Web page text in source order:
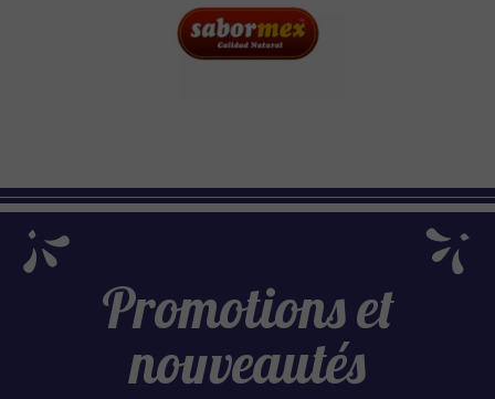
Promotions et
nouveautés